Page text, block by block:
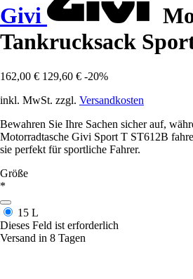
Givi
Tankrucksack
162,00 € 129,60 € -20%
inkl. MwSt. zzgl. Versandkosten
Bewahren Sie Ihre Sachen sicher auf,
Motorradtasche Givi Sport T ST612B
sie perfekt für sportliche Fahrer.
Größe
*
15 L
Dieses Feld ist erforderlich
Versand in 8 Tagen